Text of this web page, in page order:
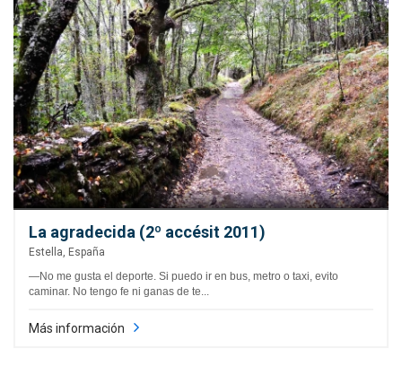
La agradecida (2º accésit 2011)
Estella, España
—No me gusta el deporte. Si puedo ir en bus, metro o taxi, evito
caminar. No tengo fe ni ganas de te...
Más información